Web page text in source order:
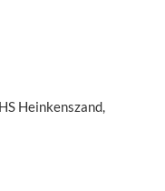
Heinkenszand,